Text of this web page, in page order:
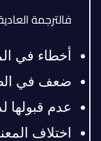
فالترجمة
أخطاء في
ضعف في
عدم
اختلاف